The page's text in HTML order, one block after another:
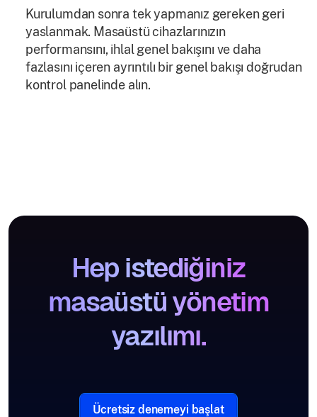
Kurulumdan sonra tek yapmanız gereken geri
yaslanmak. Masaüstü cihazlarınızın
performansını, ihlal genel bakışını ve daha
fazlasını içeren ayrıntılı bir genel bakışı doğrudan
kontrol panelinde alın.
Hep istediğiniz
masaüstü yönetim
yazılımı.
Ücretsiz denemeyi başlat